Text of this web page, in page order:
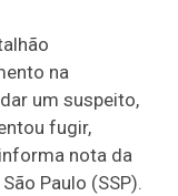
na
um suspeito,
fugir,
nota da
Paulo (SSP).